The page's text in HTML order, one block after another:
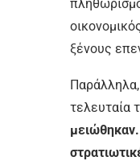
ξένους
Παράλληλα,
τελευταία
μειώθηκαν.